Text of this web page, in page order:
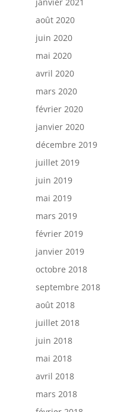
août 2020
juin 2020
mai 2020
avril 2020
mars 2020
février 2020
janvier 2020
décembre 2019
juillet 2019
juin 2019
mai 2019
mars 2019
février 2019
janvier 2019
octobre 2018
septembre 2018
août 2018
juillet 2018
juin 2018
mai 2018
avril 2018
mars 2018